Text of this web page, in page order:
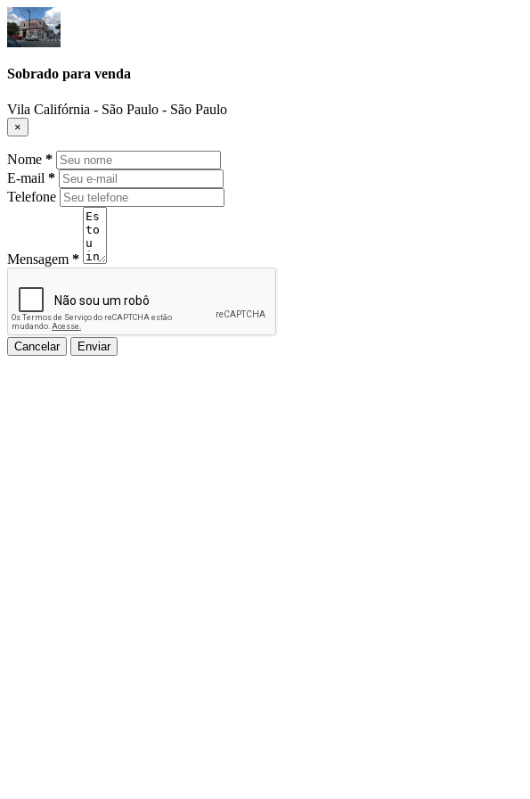
Sobrado para venda
Vila Califórnia - São Paulo - São Paulo
×
Nome *
E-mail *
Telefone
Mensagem *
Cancelar Enviar